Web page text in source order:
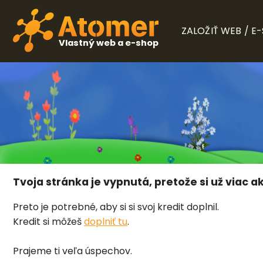
Vlastný web a e-shop
ZALOŽIŤ WEB /
Tvoja stránka je vypnutá, pretože si už viac
Preto je potrebné, aby si si svoj kredit doplnil.
Kredit si môžešdoplniť tu.
Prajeme ti veľa úspechov.